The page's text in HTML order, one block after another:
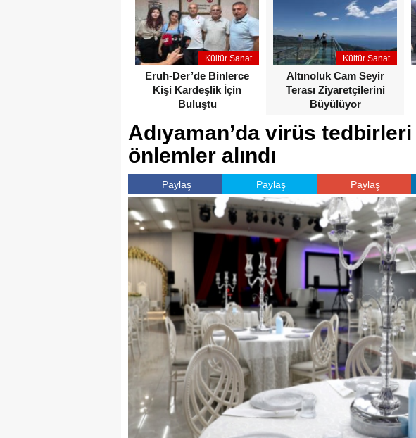
Kültür Sanat
Eruh-Der’de Binlerce
Kişi Kardeşlik İçin
Buluştu
Kültür Sanat
Altınoluk Cam Seyir
Terası Ziyaretçilerini
Büyülüyor
Adıyaman’da virüs
önlemler alındı
Paylaş Paylaş Paylaş